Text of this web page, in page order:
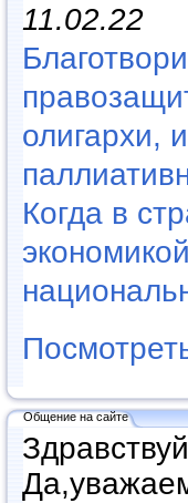
11.02.22
олигархи,
Когда в
Общение на сайте